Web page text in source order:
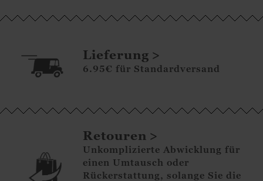
Lieferung
6.95€ für Standardversand
Retouren
Unkomplizierte Abwicklung für
einen Umtausch oder
Rückerstattung, solange Sie die